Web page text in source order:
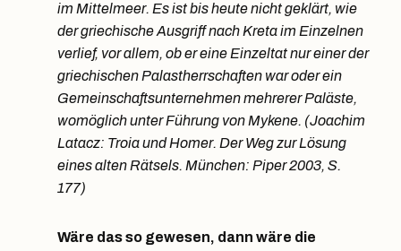
im Mittelmeer. Es ist bis heute nicht geklärt, wie
der griechische Ausgriff nach Kreta im Einzelnen
verlief, vor allem, ob er eine Einzeltat nur einer der
griechischen Palastherrschaften war oder ein
Gemeinschaftsunternehmen mehrerer Paläste,
womöglich unter Führung von Mykene. (Joachim
Latacz: Troia und Homer. Der Weg zur Lösung
eines alten Rätsels. München: Piper 2003, S.
177)
Wäre das so gewesen, dann wäre die